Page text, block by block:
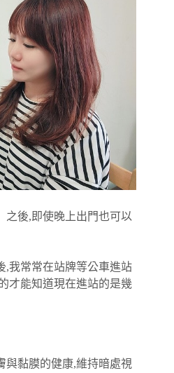
之後,即使晚上出門也可以
,我常常在站牌等公車進站
才能知道現在進站的是幾
與黏膜的健康,維持暗處視